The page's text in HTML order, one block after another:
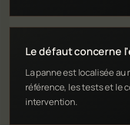
Le défaut concerne
La panne est localisée au
référence, les tests et le
intervention.